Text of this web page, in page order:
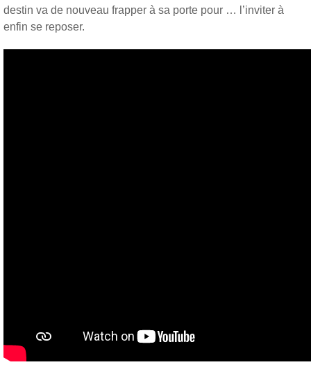
destin va de nouveau frapper à sa porte pour … l’inviter à
enfin se reposer.